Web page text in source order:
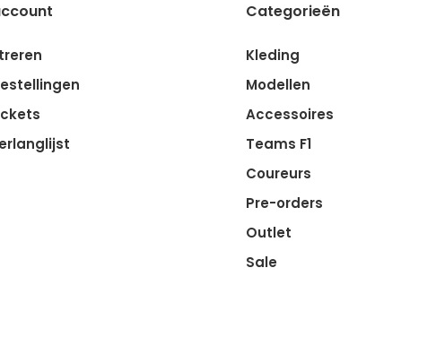
Categorieën
Kleding
Modellen
Accessoires
Teams F1
Coureurs
Pre-orders
Outlet
Sale